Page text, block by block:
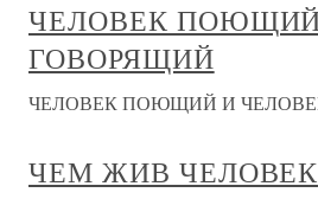
ЧЕЛОВЕК
ГОВОРЯЩИЙ
ЧЕЛОВЕК ПОЮЩИЙ И
ЧЕМ ЖИВ ЧЕЛОВЕК